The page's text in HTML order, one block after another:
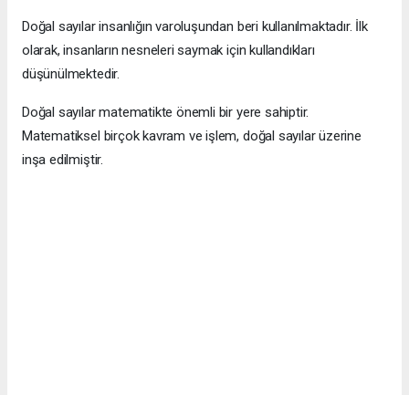
Doğal sayılar insanlığın varoluşundan beri kullanılmaktadır. İlk
olarak, insanların nesneleri saymak için kullandıkları
düşünülmektedir.
Doğal sayılar matematikte önemli bir yere sahiptir.
Matematiksel birçok kavram ve işlem, doğal sayılar üzerine
inşa edilmiştir.